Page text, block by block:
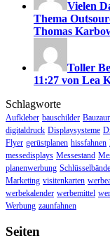
Vielen
Thema
Thomas
Toller
11:27 von Lea
Schlagworte
Aufkleber bauschilder
digitaldruck Displaysysteme
Flyer gerüstplanen hissfahnen
messedisplays Messestand
planenwerbung
Marketing visitenkarten
werbekalender werbemittel
Werbung zaunfahnen
Seiten